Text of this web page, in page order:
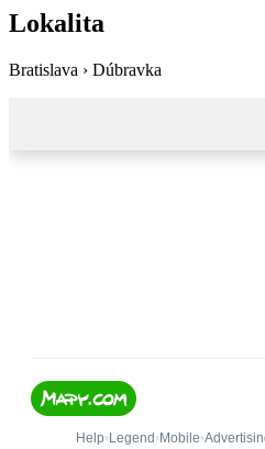
Lokalita
Bratislava › Dúbravka